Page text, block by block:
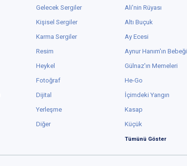
Gelecek Sergiler
Kişisel Sergiler
Karma Sergiler
Resim
Heykel
Fotoğraf
Dijital
Yerleşme
Diğer
Ali'nin Rüyası
Altı Buçuk
Ay Ecesi
Aynur Hanım'ın Bebeği
Gülnaz'ın Memeleri
He-Go
İçimdeki Yangın
Kasap
Küçük
Tümünü Göster